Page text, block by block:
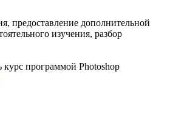
предоставление дополнительной
изучения, разбор
программой Photoshop